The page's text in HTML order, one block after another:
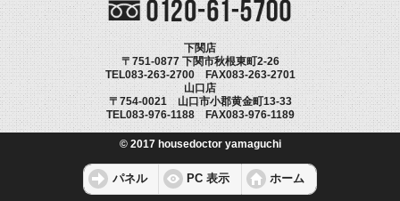
下関店
〒751-0877 下関市秋根東町2-26
TEL083-263-2700 FAX083-263-2701
山口店
〒754-0021 山口市小郡黄金町13-33
TEL083-976-1188 FAX083-976-1189
© 2017 housedoctor yamaguchi
パネル PC 表示 ホーム